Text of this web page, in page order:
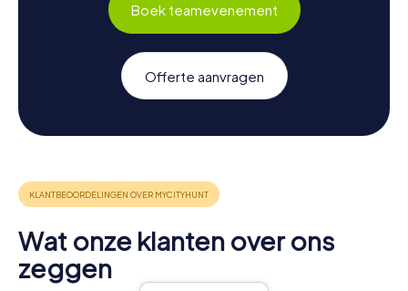
Boek teamevenement
Offerte aanvragen
Wat onze klanten over ons
zeggen